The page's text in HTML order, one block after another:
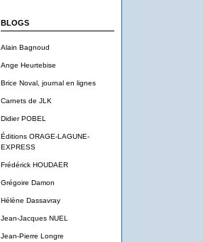
BLOGS
Alain Bagnoud
Ange Heurtebise
Brice Noval, journal en lignes
Carnets de JLK
Didier POBEL
Éditions ORAGE-LAGUNE-
EXPRESS
Frédérick HOUDAER
Grégoire Damon
Hélène Dassavray
Jean-Jacques NUEL
Jean-Pierre Longre